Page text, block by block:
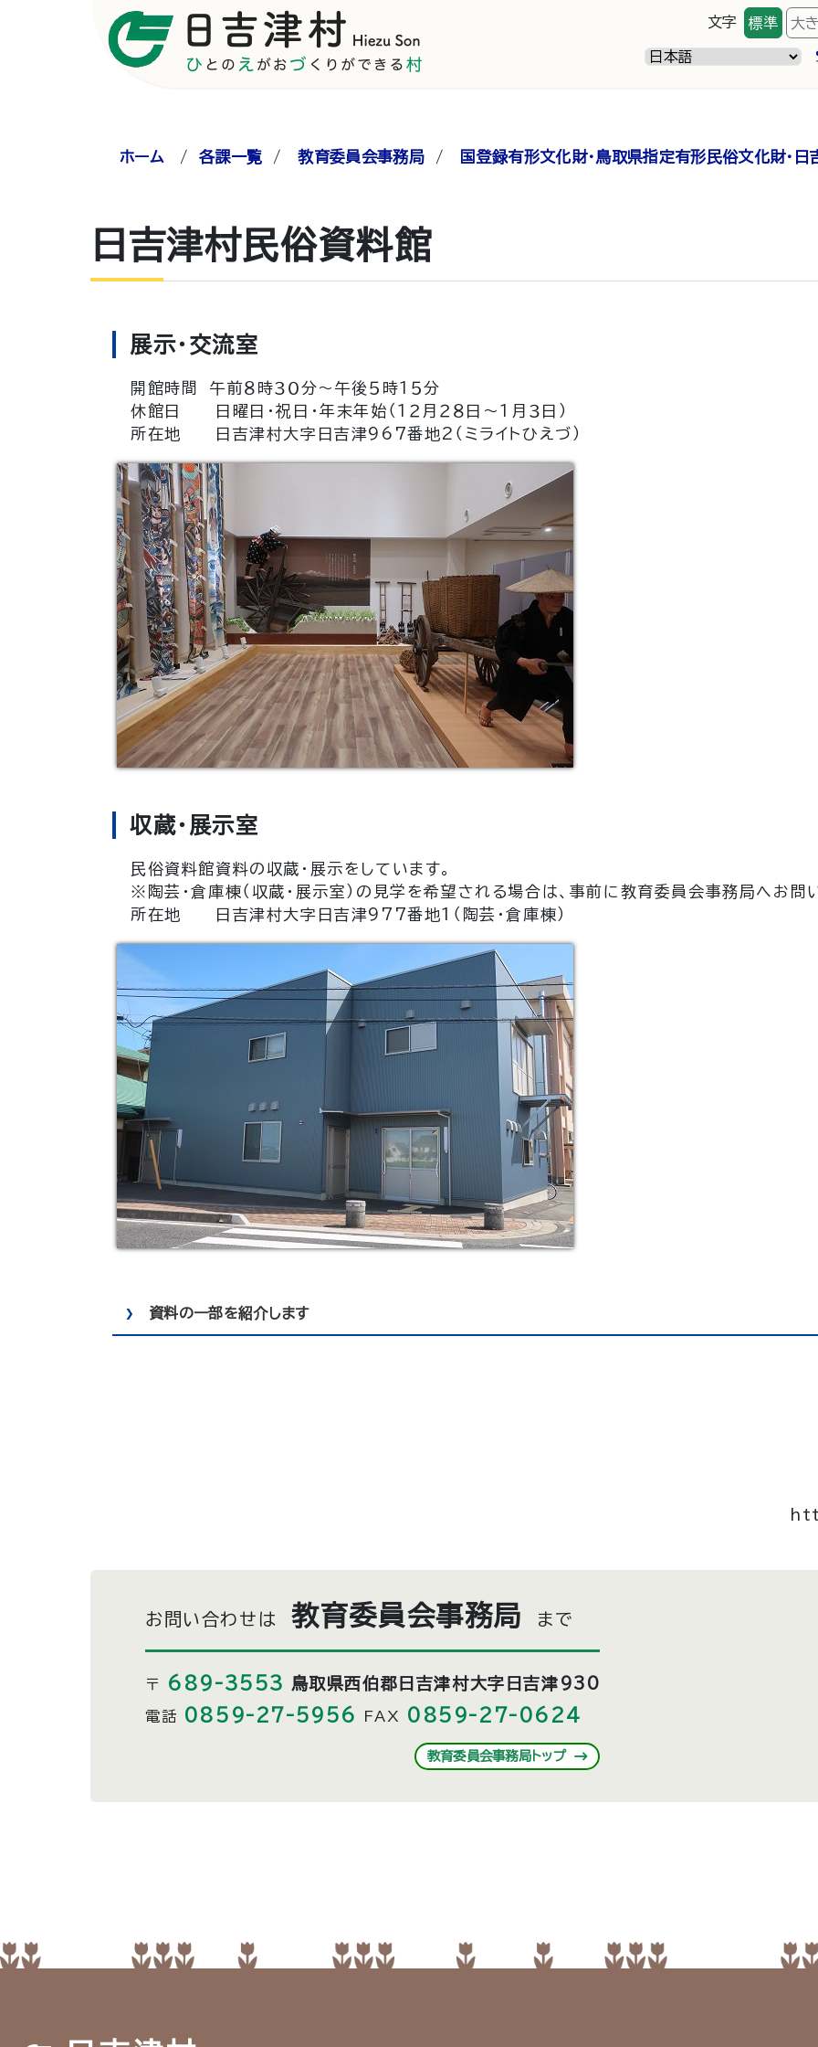
文字 標準 大
ホーム /各課一覧 /教育委員会事務局 / 国登録有形文化財・鳥取県指定有形民俗文化財・
日吉津村民俗資料館
展示・交流室
開館時間 午前８時３０分～午後５時１５分
休館日 日曜日・祝日・年末年始（１２月２８日～１月３日）
所在地 日吉津村大字日吉津967番地2（ミライトひえづ）
収蔵・展示室
民俗資料館資料の収蔵・展示をしています。
※陶芸・倉庫棟（収蔵・展示室）の見学を希望される場合は、事前に教育委員会事務局へお問
所在地 日吉津村大字日吉津977番地1（陶芸・倉庫棟）
資料の一部を紹介します
お問い合わせは 教育委員会事務局 まで
〒 689-3553 鳥取県西伯郡日吉津村大字日吉津930
電話 0859-27-5956 FAX 0859-27-0624
教育委員会事務局トップ